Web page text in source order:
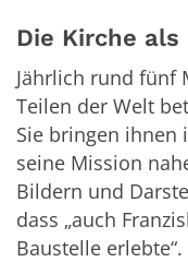
Die Kirche
Jährlich rund fünf
Teilen der Welt
Sie bringen ihnen
seine Mission
Bildern und
dass „auch
Baustelle erlebte“.